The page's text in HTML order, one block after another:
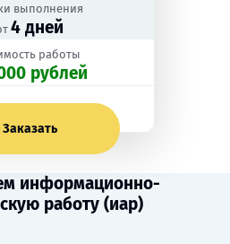
выполнения
4 дней
работы
рублей
Заказать
информационно-
работу (иар)